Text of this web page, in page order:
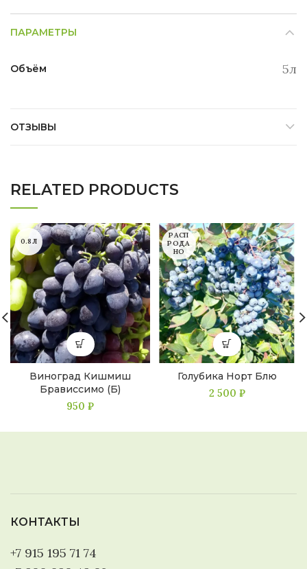
ПАРАМЕТРЫ
Объём 5л
ОТЗЫВЫ
RELATED PRODUCTS
0.8Л
Виноград Кишмиш
Брависсимо (Б)
950 ₽
РАСП
РОДА
НО
Голубика Норт Блю
2 500 ₽
КОНТАКТЫ
+7 915 195 71 74